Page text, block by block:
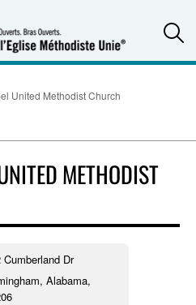
United Methodist Church
METHODIST
Cumberland Dr
Alabama,